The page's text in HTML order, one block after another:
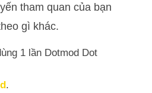
tham quan của bạn
gì khác.
1 lần Dotmod Dot
.